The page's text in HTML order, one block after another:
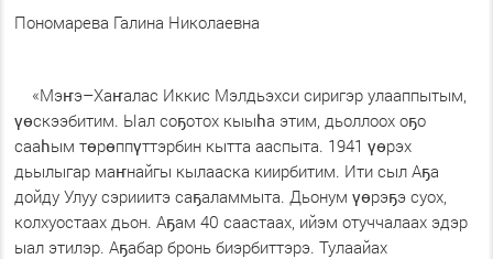
Пономарева Галина Николаевна
«Мэҥэ–Хаҥалас Иккис Мэлдьэхси сиригэр улааппытым,
үөскээбитим. Ыал соҕотох кыыһа этим, дьоллоох оҕо
сааһым төрөппүттэрбин кытта ааспыта. 1941 үөрэх
дьылыгар маҥнайгы кылааска киирбитим. Ити сыл Аҕа
дойду Улуу сэрииитэ саҕаламмыта. Дьонум үөрэҕэ суох,
колхуостаах дьон. Аҕам 40 саастаах, ийэм отуччалаах эдэр
ыал этилэр. Аҕабар бронь биэрбиттэрэ. Тулаайах